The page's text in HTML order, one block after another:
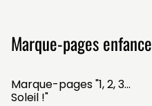
Marque-pages enfance
Marque-pages "1, 2, 3...
Soleil !"